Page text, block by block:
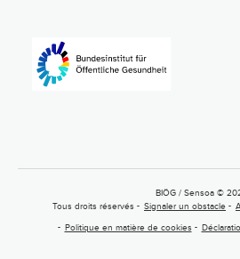
BIÖG / Sensoa ©
Tous droits réservés
Signaler un obstacle
Politique en matière de cookies